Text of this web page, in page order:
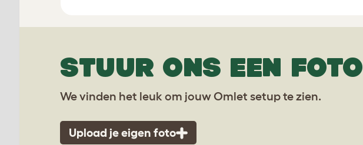
STUUR ONS EEN FOTO
We vinden het leuk om jouw Omlet setup te zien.
Upload je eigen foto